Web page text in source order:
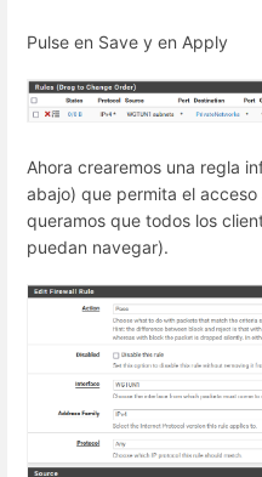
Pulse en Save y en Apply
Ahora crearemos una regla
abajo) que permita el
queramos que todos los
puedan navegar).